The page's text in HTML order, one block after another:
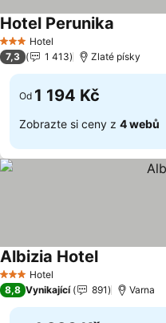
3 Počet hvězdiček
Hotel
Hotel Perunika
7,3 1 413 Zlaté písky
Od 1 194 Kč
Zobrazte si ceny z 4 webů
3 Počet hvězdiček
Hotel
Albizia Hotel
8,8 Vynikající 891 Varna